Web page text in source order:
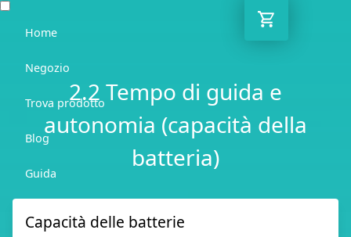
Home
Negozio
Trova prodotto
Blog
Guida
2.2 Tempo di guida e
autonomia (capacità della
batteria)
Capacità delle batterie